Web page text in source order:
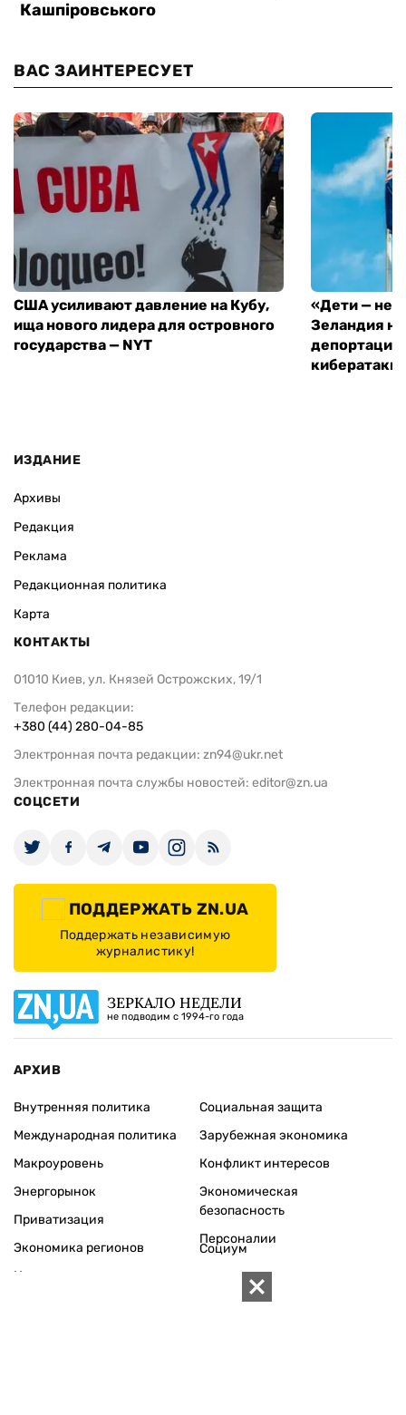
ВАС ЗАИНТЕРЕСУЕТ
США усиливают давление на Кубу,
ища нового лидера для островного
государства — NYT
«Дети — не
Зеландия
депортацию
кибератаки
ИЗДАНИЕ
Архивы
Редакция
Реклама
Редакционная политика
Карта
КОНТАКТЫ
01010 Киев, ул. Князей Острожских, 19/1
Телефон редакции:
+380 (44) 280-04-85
Электронная почта редакции: zn94@ukr.net
Электронная почта службы новостей: editor@zn.ua
СОЦСЕТИ
ПОДДЕРЖАТЬ ZN.UA
Поддержать независимую
журналистику!
ЗЕРКАЛО НЕДЕЛИ
не подводим с 1994-го года
АРХИВ
Внутренняя политика
Международная политика
Макроуровень
Энергорынок
Приватизация
Экономика регионов
Социальная защита
Зарубежная экономика
Конфликт интересов
Экономическая
безопасность
Персоналии
Наука
Социум
История
Круг семьи